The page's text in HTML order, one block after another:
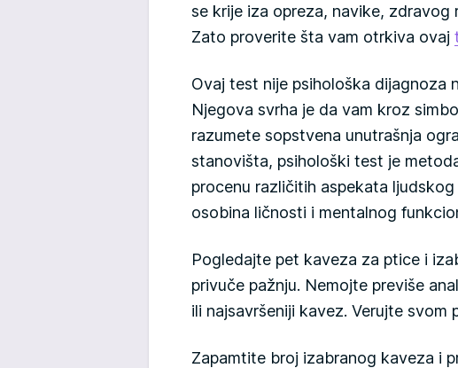
se krije iza opreza, navike, zdravog
Zato proverite šta vam otrkiva ovaj
Ovaj test nije psihološka dijagnoza
Njegova svrha je da vam kroz
razumete sopstvena unutrašnja
stanovišta, psihološki test je
procenu različitih aspekata
osobina ličnosti i mentalnog
Pogledajte pet kaveza za ptice i
privuče pažnju. Nemojte previše
ili najsavršeniji kavez. Verujte svom
Zapamtite broj izabranog kaveza i